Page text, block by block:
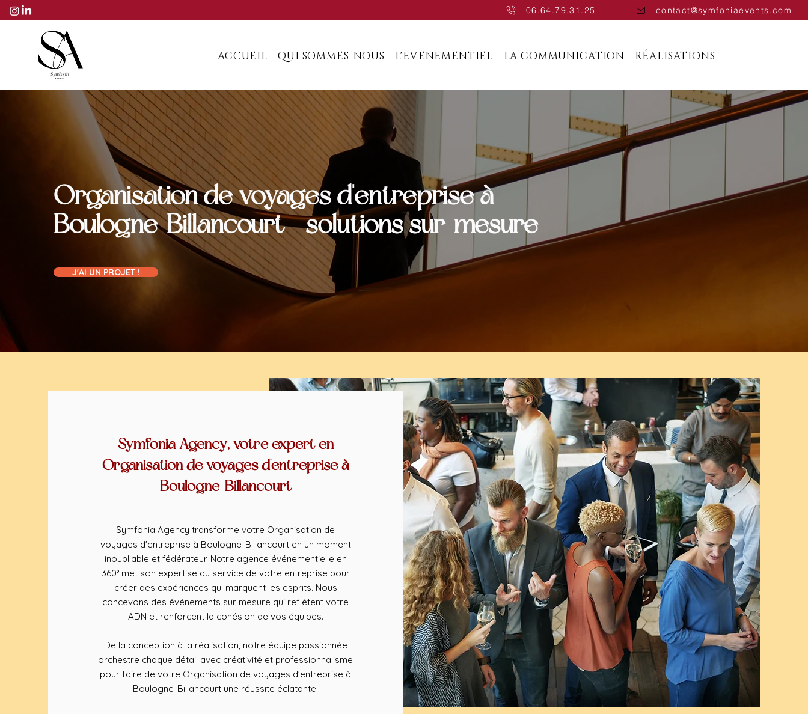
06.64.79.31.25 contact@symfoniaevents.com
ACCUEIL QUI SOMMES-NOUS L'EVENEMENTIEL LA COMMUNICATION RÉALISATIONS
Organisation de voyages d'entreprise à
Boulogne-Billancourt - solutions sur-mesure
J'AI UN PROJET !
Symfonia Agency, votre expert en
Organisation de voyages d'entreprise à
Boulogne-Billancourt
Symfonia Agency transforme votre Organisation de
voyages d'entreprise à Boulogne-Billancourt en un moment
inoubliable et fédérateur. Notre agence événementielle en
360° met son expertise au service de votre entreprise pour
créer des expériences qui marquent les esprits. Nous
concevons des événements sur mesure qui reflètent votre
ADN et renforcent la cohésion de vos équipes.
De la conception à la réalisation, notre équipe passionnée
orchestre chaque détail avec créativité et professionnalisme
pour faire de votre Organisation de voyages d'entreprise à
Boulogne-Billancourt une réussite éclatante.